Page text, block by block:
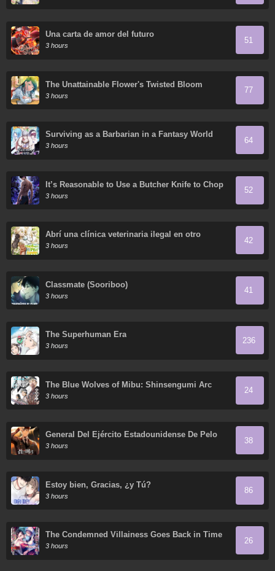
Una carta de amor del futuro
3 hours
51
The Unattainable Flower's Twisted Bloom
3 hours
77
Surviving as a Barbarian in a Fantasy World
3 hours
64
It’s Reasonable to Use a Butcher Knife to Chop
Down Everything in the World, Right?
3 hours
52
Abrí una clínica veterinaria ilegal en otro
mundo
3 hours
42
Classmate (Sooriboo)
3 hours
41
The Superhuman Era
3 hours
236
The Blue Wolves of Mibu: Shinsengumi Arc
3 hours
24
General Del Ejército Estadounidense De Pelo
Negro
3 hours
38
Estoy bien, Gracias, ¿y Tú?
3 hours
86
The Condemned Villainess Goes Back in Time
and Aims to Become the Ultimate Villain
3 hours
26